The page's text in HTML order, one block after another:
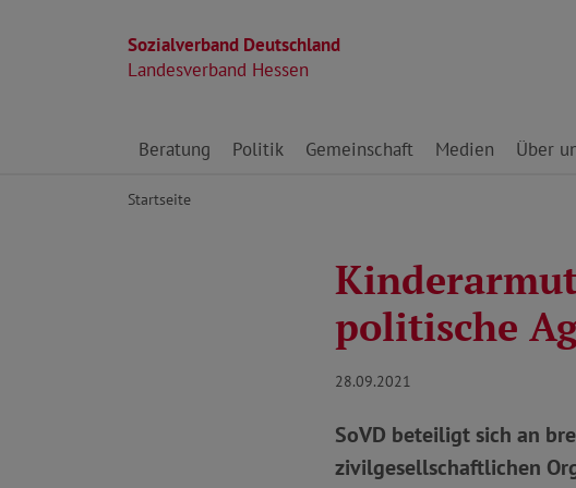
Sozialverband Deutschland
Landesverband Hessen
Direkt zu den Inhalten springen
Beratung Politik Gemeinschaft Medien Über
Startseite
politische
28.09.2021
SoVD beteiligt sich an
zivilgesellschaftlichen